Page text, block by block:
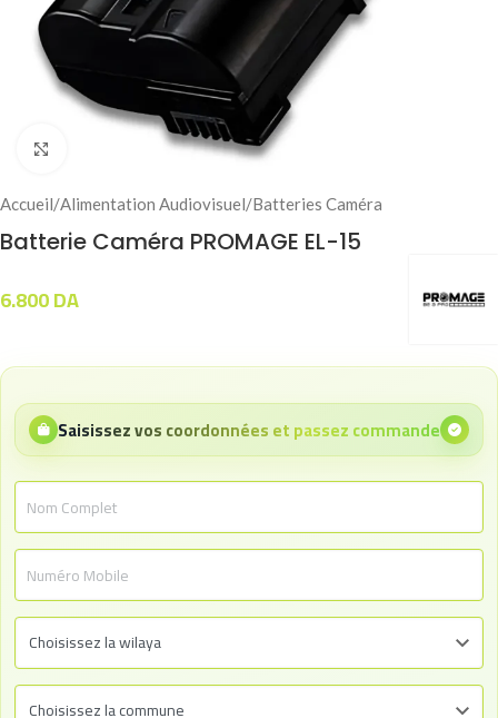
Click to enlarge
Accueil/Alimentation Audiovisuel/Batteries Caméra
Batterie Caméra PROMAGE EL-15
6.800DA
Saisissez vos coordonnées et passez commande